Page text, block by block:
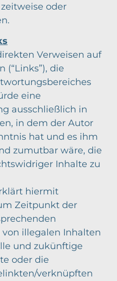
oder
Verweisen auf
(“Links”), die
eine
ausschließlich in
in dem der Autor
hat und es ihm
zumutbar wäre, die
Inhalte zu
hiermit
Zeitpunkt der
illegalen Inhalten
und zukünftige
oder die
verknüpften